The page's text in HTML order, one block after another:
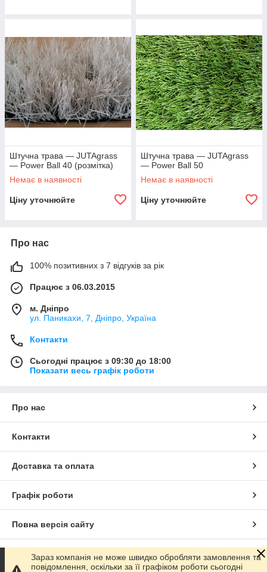
Штучна трава — JUTAgrass
— Power Ball 40 (розмітка)
Немає в наявності
Ціну уточнюйте
Штучна трава — JUTAgrass
— Power Ball 50
Немає в наявності
Ціну уточнюйте
Про нас
100% позитивних з 7 відгуків за рік
Працює з 06.03.2015
м. Дніпро
ул. Паникахи, 7, Дніпро, Україна
Контакти
Сьогодні працює з 09:30 до 18:00
Показати весь графік роботи
Про нас
Контакти
Доставка та оплата
Графік роботи
Повна версія сайту
Сайт створено на маркетплейсі Prom.ua
Зараз компанія не може швидко обробляти замовлення та
повідомлення, оскільки за її графіком роботи сьогодні